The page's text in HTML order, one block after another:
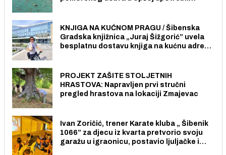
KNJIGA NA KUĆNOM PRAGU / Šibenska
Gradska knjižnica „Juraj Šižgorić” uvela
besplatnu dostavu knjiga na kućnu adresu
PROJEKT ZAŠITE STOLJETNIH
HRASTOVA: Napravljen prvi stručni
pregled hrastova na lokaciji Zmajevac
Ivan Zoričić, trener Karate kluba „ Šibenik
1066” za djecu iz kvarta pretvorio svoju
garažu u igraonicu, postavio ljuljačke i